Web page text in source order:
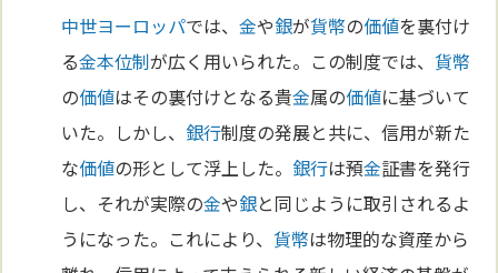
中世ヨーロッパでは、金や銀が貨幣の価値を裏付け
る金本位制が広く用いられた。この制度では、貨幣
の価値はその裏付けとなる貴金属の価値に基づいて
いた。しかし、 銀行制度の発展と共に、信用が新た
な価値の形として浮上した。 銀行は預金証書を発行
し、それが実際の金や銀と同じように取引されるよ
うになった。これにより、貨幣は物理的な資産から